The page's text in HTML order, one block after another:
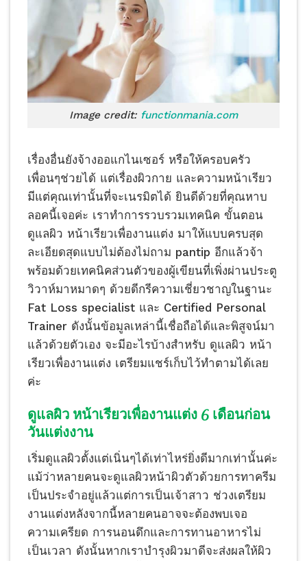
Image credit: functionmania.com
เรื่องอื่นยังจ้างออแกไนเซอร์ หรือให้ครอบครัว
เพื่อนๆช่วยได้ แต่เรื่องผิวกาย และความหน้าเรียว
มีแต่คุณเท่านั้นที่จะเนรมิตได้ ยินดีด้วยที่คุณหาบ
ลอคนี้เจอค่ะ เราทำการรวบรวมเทคนิค ขั้นตอน
ดูแลผิว หน้าเรียวเพื่องานแต่ง มาให้แบบครบสุด
ละเอียดสุดแบบไม่ต้องไม่ถาม pantip อีกแล้วจ้า
พร้อมด้วยเทคนิคส่วนตัวของผู้เขียนที่เพิ่งผ่านประตู
วิวาห์มาหมาดๆ ด้วยดีกรีความเชี่ยวชาญในฐานะ
Fat Loss specialist และ Certified Personal
Trainer ดังนั้นข้อมูลเหล่านี้เชื่อถือได้และพิสูจน์มา
แล้วด้วยตัวเอง จะมีอะไรบ้างสำหรับ ดูแลผิว หน้า
เรียวเพื่องานแต่ง เตรียมแชร์เก็บไว้ทำตามได้เลย
ค่ะ
ดูแลผิว หน้าเรียวเพื่องานแต่ง 6 เดือนก่อน
วันแต่งงาน
เริ่มดูแลผิวตั้งแต่เนิ่นๆได้เท่าไหร่ยิ่งดีมากเท่านั้นค่ะ
แม้ว่าหลายคนจะดูแลผิวหน้าผิวตัวด้วยการทาครีม
เป็นประจำอยู่แล้วแต่การเป็นเจ้าสาว ช่วงเตรียม
งานแต่งหลังจากนี้หลายคนอาจจะต้องพบเจอ
ความเครียด การนอนดึกและการทานอาหารไม่
เป็นเวลา ดังนั้นหากเราบำรุงผิวมาดีจะส่งผลให้ผิว